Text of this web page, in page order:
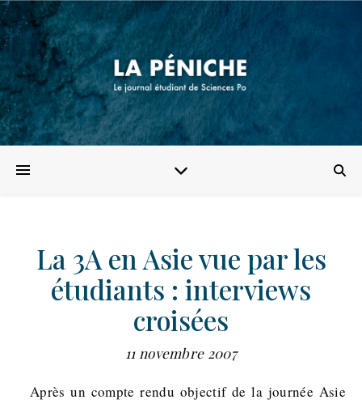
La 3A en Asie vue par les
étudiants : interviews
croisées
11 novembre 2007
Après un compte rendu objectif de la journée Asie